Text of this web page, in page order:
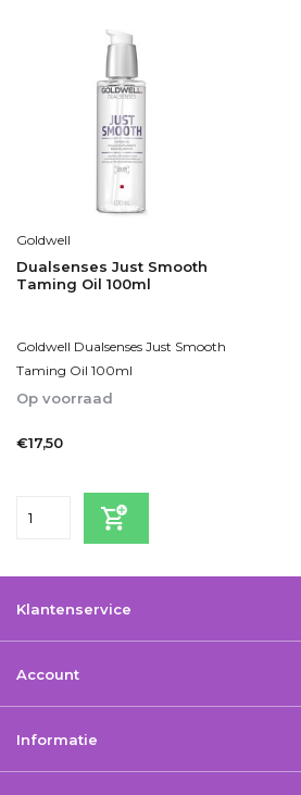
Goldwell
Dualsenses Just Smooth
Taming Oil 100ml
Goldwell Dualsenses Just Smooth
Taming Oil 100ml
Op voorraad
€17,50
Klantenservice
Account
Informatie